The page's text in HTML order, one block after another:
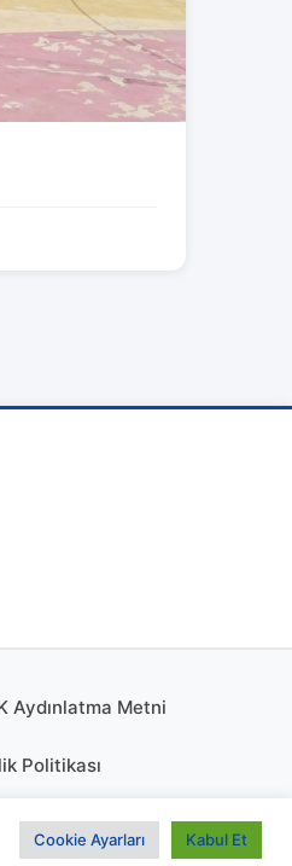
Aydınlatma Metni
Politikası
Cookie Ayarları Kabul Et